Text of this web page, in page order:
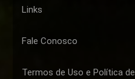
Links
Fale Conosco
Termos de Uso e Política de